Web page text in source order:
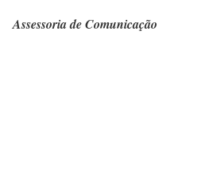
Assessoria de Comunicação